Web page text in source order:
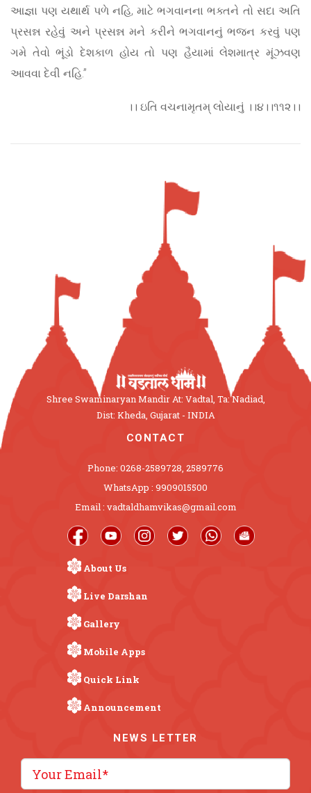
આજ્ઞા પણ યથાર્થ પળે નહિ, માટે ભગવાનના ભક્તને તો સદા અતિ
પ્રસન્ન રહેવું અને પ્રસન્ન મને કરીને ભગવાનનું ભજન કરવું પણ
ગમે તેવો ભૂંડો દેશકાળ હોય તો પણ હૈયામાં લેશમાત્ર મૂંઝવણ
આવવા દેવી નહિ.”
।। ઇતિ વચનામૃતમ્ લોયાનું ।।૪।।૧૧૨।।
Shree Swaminaryan Mandir At: Vadtal, Ta: Nadiad,
Dist: Kheda, Gujarat - INDIA
CONTACT
Phone: 0268-2589728, 2589776
WhatsApp : 9909015500
Email : vadtaldhamvikas@gmail.com
About Us
Live Darshan
Gallery
Mobile Apps
Quick Link
Announcement
NEWS LETTER